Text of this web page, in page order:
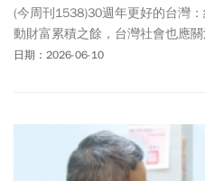
(今周刊1538)30週年更好的台灣
動財富累積之餘，台灣社會也應
不均、民生費率合理化，到推動
齡社會需求。
日期：2026-06-10